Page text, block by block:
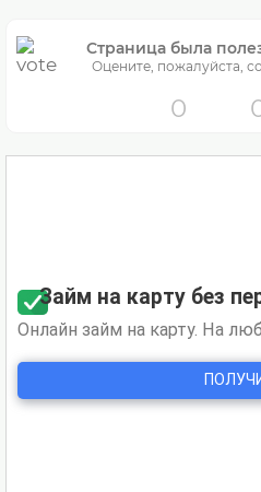
Страница была
Оцените, пожалуйста,
0